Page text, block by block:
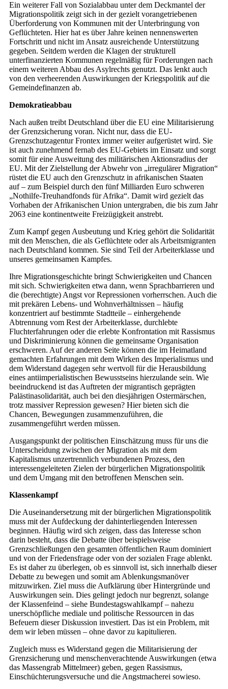
Ein weiterer Fall von Sozialabbau unter dem Deckmantel der
Migrationspolitik zeigt sich in der gezielt vorangetriebenen
Überforderung von Kommunen mit der Unterbringung von
Geflüchteten. Hier hat es über Jahre keinen nennenswerten
Fortschritt und nicht im Ansatz ausreichende Unterstützung
gegeben. Seitdem werden die Klagen der strukturell
unterfinanzierten Kommunen regelmäßig für Forderungen nach
einem weiteren Abbau des Asylrechts genutzt. Das lenkt auch
von den verheerenden Auswirkungen der Kriegspolitik auf die
Gemeindefinanzen ab.
Demokratieabbau
Nach außen treibt Deutschland über die EU eine Militarisierung
der Grenzsicherung voran. Nicht nur, dass die EU-
Grenzschutzagentur Frontex immer weiter aufgerüstet wird. Sie
ist auch zunehmend fernab des EU-Gebiets im Einsatz und sorgt
somit für eine Ausweitung des militärischen Aktionsradius der
EU. Mit der Zielstellung der Abwehr von „irregulärer Migration“
rüstet die EU auch den Grenzschutz in afrikanischen Staaten
auf – zum Beispiel durch den fünf Milliarden Euro schweren
„Nothilfe-Treuhandfonds für Afrika“. Damit wird gezielt das
Vorhaben der Afrikanischen Union untergraben, die bis zum Jahr
2063 eine kontinentweite Freizügigkeit anstrebt.
Zum Kampf gegen Ausbeutung und Krieg gehört die Solidarität
mit den Menschen, die als Geflüchtete oder als Arbeitsmigranten
nach Deutschland kommen. Sie sind Teil der Arbeiterklasse und
unseres gemeinsamen Kampfes.
Ihre Migrationsgeschichte bringt Schwierigkeiten und Chancen
mit sich. Schwierigkeiten etwa dann, wenn Sprachbarrieren und
die (berechtigte) Angst vor Repressionen vorherrschen. Auch die
mit prekären Lebens- und Wohnverhältnissen – häufig
konzentriert auf bestimmte Stadtteile – einhergehende
Abtrennung vom Rest der Arbeiterklasse, durchlebte
Fluchterfahrungen oder die erlebte Konfrontation mit Rassismus
und Diskriminierung können die gemeinsame Organisation
erschweren. Auf der anderen Seite können die im Heimatland
gemachten Erfahrungen mit dem Wirken des Imperialismus und
dem Widerstand dagegen sehr wertvoll für die Herausbildung
eines antiimperialistischen Bewusstseins hierzulande sein. Wie
beeindruckend ist das Auftreten der migrantisch geprägten
Palästinasolidarität, auch bei den diesjährigen Ostermärschen,
trotz massiver Repression gewesen? Hier bieten sich die
Chancen, Bewegungen zusammenzuführen, die
zusammengeführt werden müssen.
Ausgangspunkt der politischen Einschätzung muss für uns die
Unterscheidung zwischen der Migration als mit dem
Kapitalismus unzertrennlich verbundenen Prozess, den
interessengeleiteten Zielen der bürgerlichen Migrationspolitik
und dem Umgang mit den betroffenen Menschen sein.
Klassenkampf
Die Auseinandersetzung mit der bürgerlichen Migrationspolitik
muss mit der Aufdeckung der dahinterliegenden Inte­ressen
beginnen. Häufig wird sich zeigen, dass das Inte­resse schon
darin besteht, dass die Debatte über beispielsweise
Grenzschließungen den gesamten öffentlichen Raum dominiert
und von der Friedensfrage oder von der sozialen Frage ablenkt.
Es ist daher zu überlegen, ob es sinnvoll ist, sich innerhalb dieser
Debatte zu bewegen und somit am Ablenkungsmanöver
mitzuwirken. Ziel muss die Aufklärung über Hintergründe und
Auswirkungen sein. Dies gelingt jedoch nur begrenzt, solange
der Klassenfeind – siehe Bundestagswahlkampf – nahezu
unerschöpfliche mediale und politische Ressourcen in das
Befeuern dieser Diskussion investiert. Das ist ein Problem, mit
dem wir leben müssen – ohne davor zu kapitulieren.
Zugleich muss es Widerstand gegen die Militarisierung der
Grenzsicherung und menschenverachtende Auswirkungen (etwa
das Massengrab Mittelmeer) geben, gegen Rassismus,
Einschüchterungsversuche und die Angstmacherei sowieso.